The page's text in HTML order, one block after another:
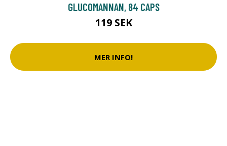
GLUCOMANNAN, 84 CAPS
119 SEK
MER INFO!